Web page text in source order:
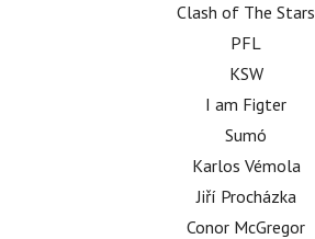
Clash of The Stars
PFL
KSW
I am Figter
Sumó
Karlos Vémola
Jiří Procházka
Conor McGregor